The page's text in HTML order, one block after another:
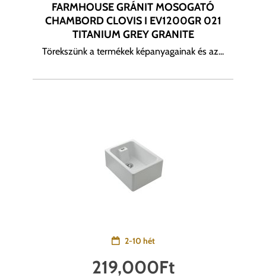
FARMHOUSE GRÁNIT MOSOGATÓ
CHAMBORD CLOVIS I EV1200GR 021
TITANIUM GREY GRANITE
Törekszünk a termékek képanyagainak és az...
2-10 hét
219,000Ft